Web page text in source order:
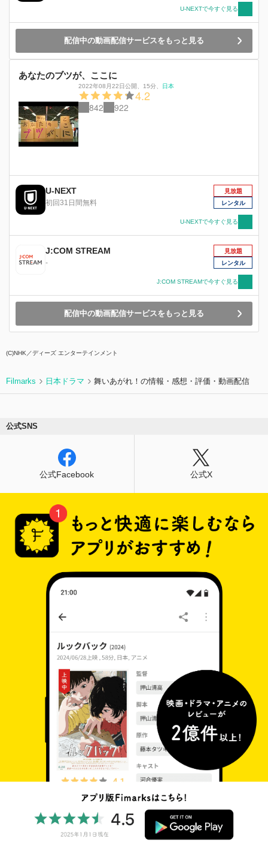
らったものの、料亭の手伝いに明け暮れる日々を
送っていた。 そんなある日、小鞠は料亭の一室
という決意みなぎる熱い言葉を耳にする。声の主
は、逓信省航空保安部長の松木静男（吉岡秀
活動を禁じられていた。さらに、吉田茂首相の側
近・白洲次郎（藤木直人）は日本の航空事業を海
外企業に委ねた方がよいと考えていた。だが、松
木はどんな困難が待ち構えていても日本人の手で
木の熱意が実り、ついに戦後初の日本の航空会
社“日本民間航空”が発足する。すでに社員となっ
ていた三島からエアガールを募集していると聞い
た小鞠は飛行機の仕事に関わりたい一心で応募を
決意。しかし、エアガールは最先端の超人気
職！ とんでもない倍率の試験が待ち構えてい
た。 その後、数々のピンチを乗りこえてなんと
か合格した小鞠だったが、入社式からわずか1週
間後、あわただしく試験飛行に臨むこととなっ
て…!?
U-NEXTで今すぐ見る
配信中の動画配信サービスをもっと見る
あなたのブツが、ここに
2022年08月22日公開 15分 日本
4.2
842 922
U-NEXT
初回31日間無料
見放題
レンタル
U-NEXTで今すぐ見る
J:COM STREAM
-
見放題
レンタル
J:COM STREAMで今すぐ見る
配信中の動画配信サービスをもっと見る
(C)NHK／ディーズ エンターテインメント
Filmarks 日本ドラマ 舞いあがれ！の情報・感想・評価・動画配信
公式SNS
公式Facebook 公式X